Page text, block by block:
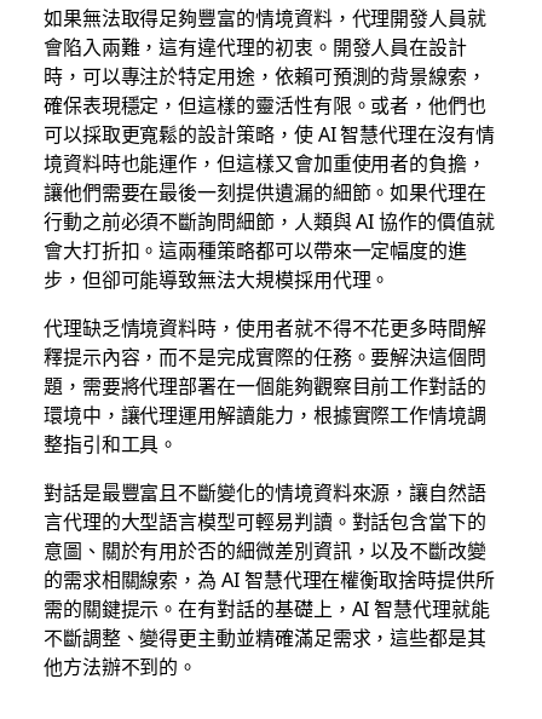
如果無法取得足夠豐富的情境資料，代理開發人員就
會陷入兩難，這有違代理的初衷。開發人員在設計
時，可以專注於特定用途，依賴可預測的背景線索，
確保表現穩定，但這樣的靈活性有限。或者，他們也
可以採取更寬鬆的設計策略，使 AI 智慧代理在沒有情
境資料時也能運作，但這樣又會加重使用者的負擔，
讓他們需要在最後一刻提供遺漏的細節。如果代理在
行動之前必須不斷詢問細節，人類與 AI 協作的價值就
會大打折扣。這兩種策略都可以帶來一定幅度的進
步，但卻可能導致無法大規模採用代理。
代理缺乏情境資料時，使用者就不得不花更多時間解
釋提示內容，而不是完成實際的任務。要解決這個問
題，需要將代理部署在一個能夠觀察目前工作對話的
環境中，讓代理運用解讀能力，根據實際工作情境調
整指引和工具。
對話是最豐富且不斷變化的情境資料來源，讓自然語
言代理的大型語言模型可輕易判讀。對話包含當下的
意圖、關於有用於否的細微差別資訊，以及不斷改變
的需求相關線索，為 AI 智慧代理在權衡取捨時提供所
需的關鍵提示。在有對話的基礎上，AI 智慧代理就能
不斷調整、變得更主動並精確滿足需求，這些都是其
他方法辦不到的。